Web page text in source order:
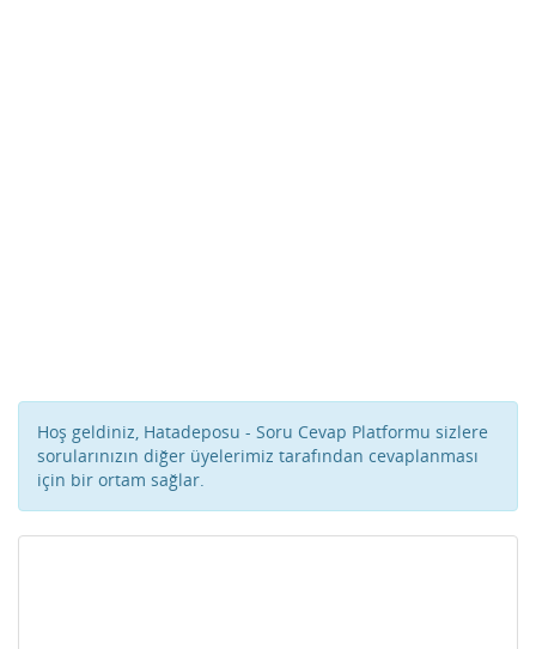
Hoş geldiniz, Hatadeposu - Soru Cevap Platformu sizlere
sorularınızın diğer üyelerimiz tarafından cevaplanması
için bir ortam sağlar.